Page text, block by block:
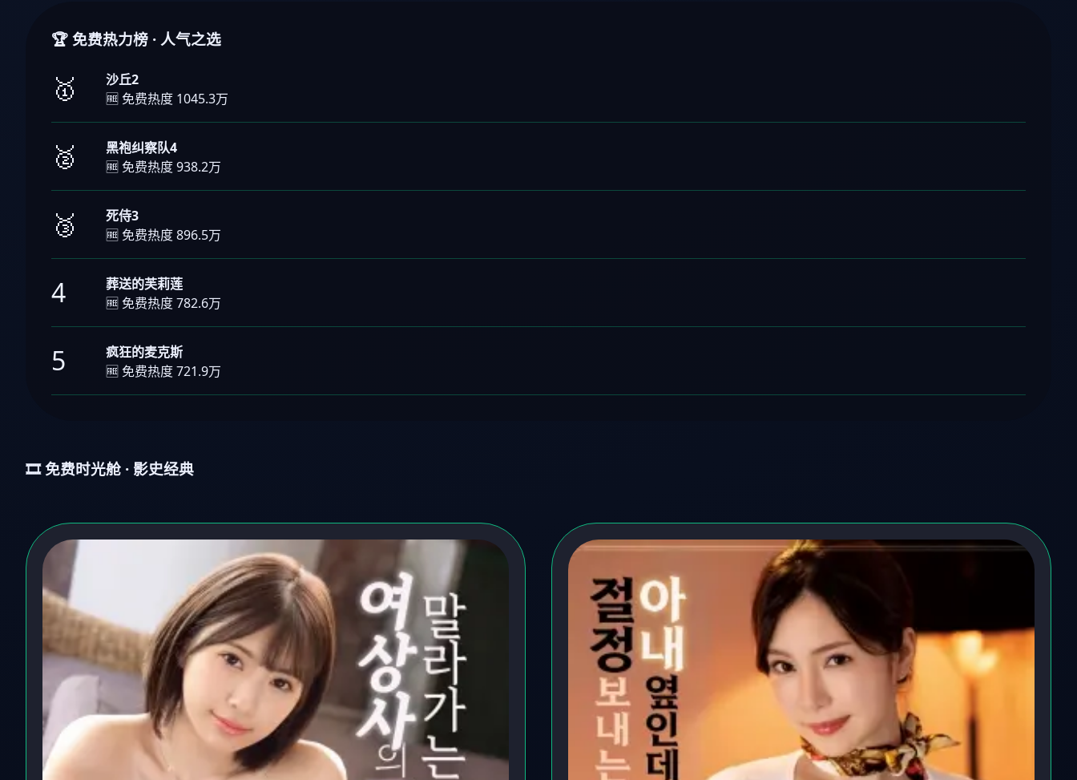
🏆 免费热力榜 · 人气之选
🥇
沙丘2
🆓 免费热度 1045.3万
🥈
黑袍纠察队4
🆓 免费热度 938.2万
🥉
死侍3
🆓 免费热度 896.5万
4
葬送的芙莉莲
🆓 免费热度 782.6万
5
疯狂的麦克斯
🆓 免费热度 721.9万
🎞️ 免费时光舱 · 影史经典